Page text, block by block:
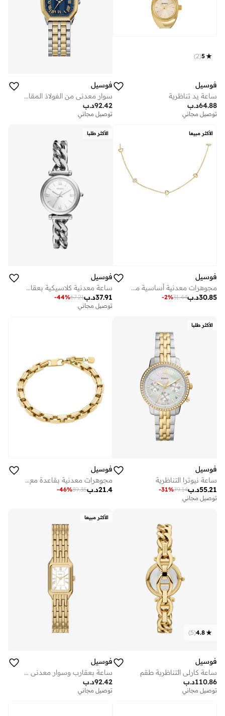
5
(
2
)
فوسيل
ساعة يد تناظرية
د.ب64.88
توصيل مجاني
فوسيل
سوار معدني من الفولاذ المقاوم للصدأ وساعة تناظرية
د.ب92.42
توصيل مجاني
الأكثر مبيعا
فوسيل
مجوهرات معدنية أساسية مع زركونيا مكعب
د.ب30.85
31.44
-2%
الأكثر طلبا
فوسيل
ساعة معدنية كلاسيكية بعقارب
د.ب37.91
67.21
-44%
توصيل مجاني
الأكثر طلبا
فوسيل
ساعة نيوترا التناظرية
د.ب55.21
79.14
-31%
توصيل مجاني
فوسيل
مجوهرات معدنية بقاعدة مع زركونيا مكعب
د.ب21.4
39.35
-46%
4.8
(
5
)
فوسيل
ساعة كارلي التناظرية طقم
د.ب110.86
توصيل مجاني
الأكثر مبيعا
فوسيل
ساعة بعقارب وسوار معدني مطلي بالذهب
د.ب92.42
توصيل مجاني